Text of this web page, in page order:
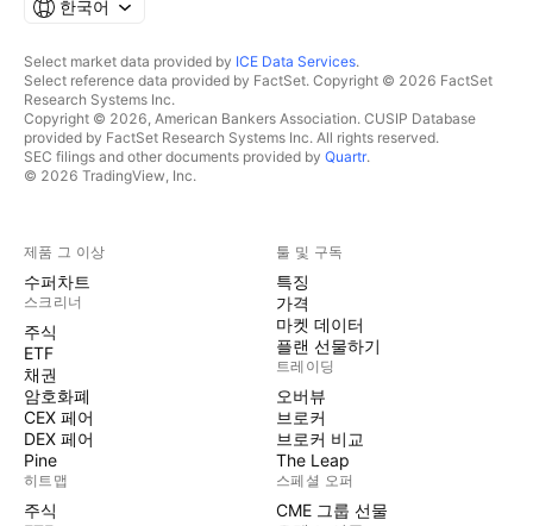
한국어
Select market data provided by ICE Data Services.
Select reference data provided by FactSet. Copyright © 2026 FactSet
Research Systems Inc.
Copyright © 2026, American Bankers Association. CUSIP Database
provided by FactSet Research Systems Inc. All rights reserved.
SEC filings and other documents provided by Quartr.
© 2026 TradingView, Inc.
제품 그 이상
수퍼차트
스크리너
주식
ETF
채권
암호화폐
CEX 페어
DEX 페어
Pine
히트맵
주식
툴 및 구독
특징
가격
마켓 데이터
플랜 선물하기
트레이딩
오버뷰
브로커
브로커 비교
The Leap
스페셜 오퍼
CME 그룹 선물